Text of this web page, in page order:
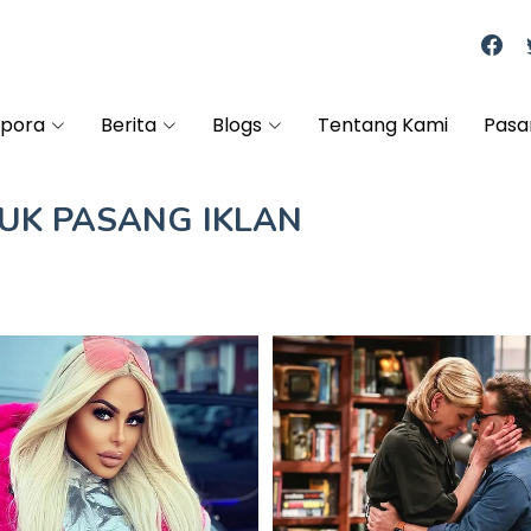
Berita Blogs Tentang Kami
PASANG IKLAN